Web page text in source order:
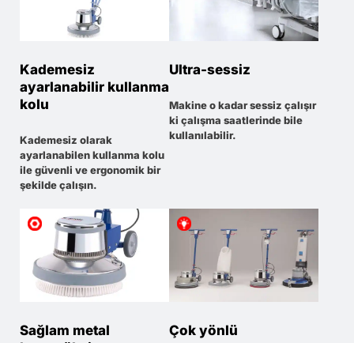
Kademesiz
ayarlanabilir kullanma
kolu
Kademesiz olarak
ayarlanabilen kullanma kolu
ile güvenli ve ergonomik bir
şekilde çalışın.
Ultra-sessiz
Makine o kadar sessiz çalışır
ki çalışma saatlerinde bile
kullanılabilir.
Sağlam metal
Çok yönlü